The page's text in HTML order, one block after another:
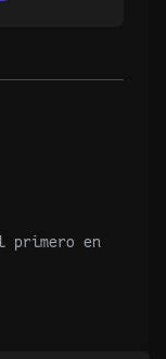
primero en